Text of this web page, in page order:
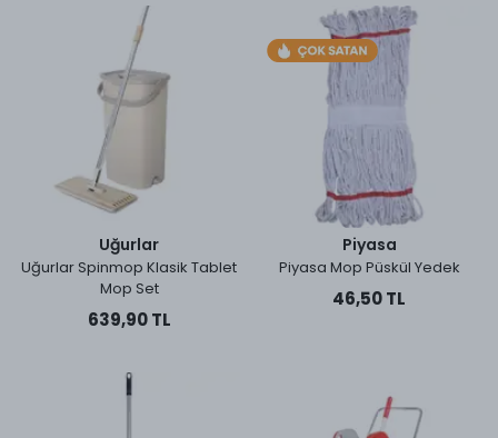
Uğurlar
Uğurlar Spinmop Klasik Tablet
Mop Set
639,90 TL
Piyasa
Piyasa Mop Püskül Yedek
46,50 TL